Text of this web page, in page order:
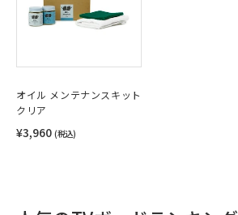
オイル メンテナンスキット
クリア
¥3,960 (税込)